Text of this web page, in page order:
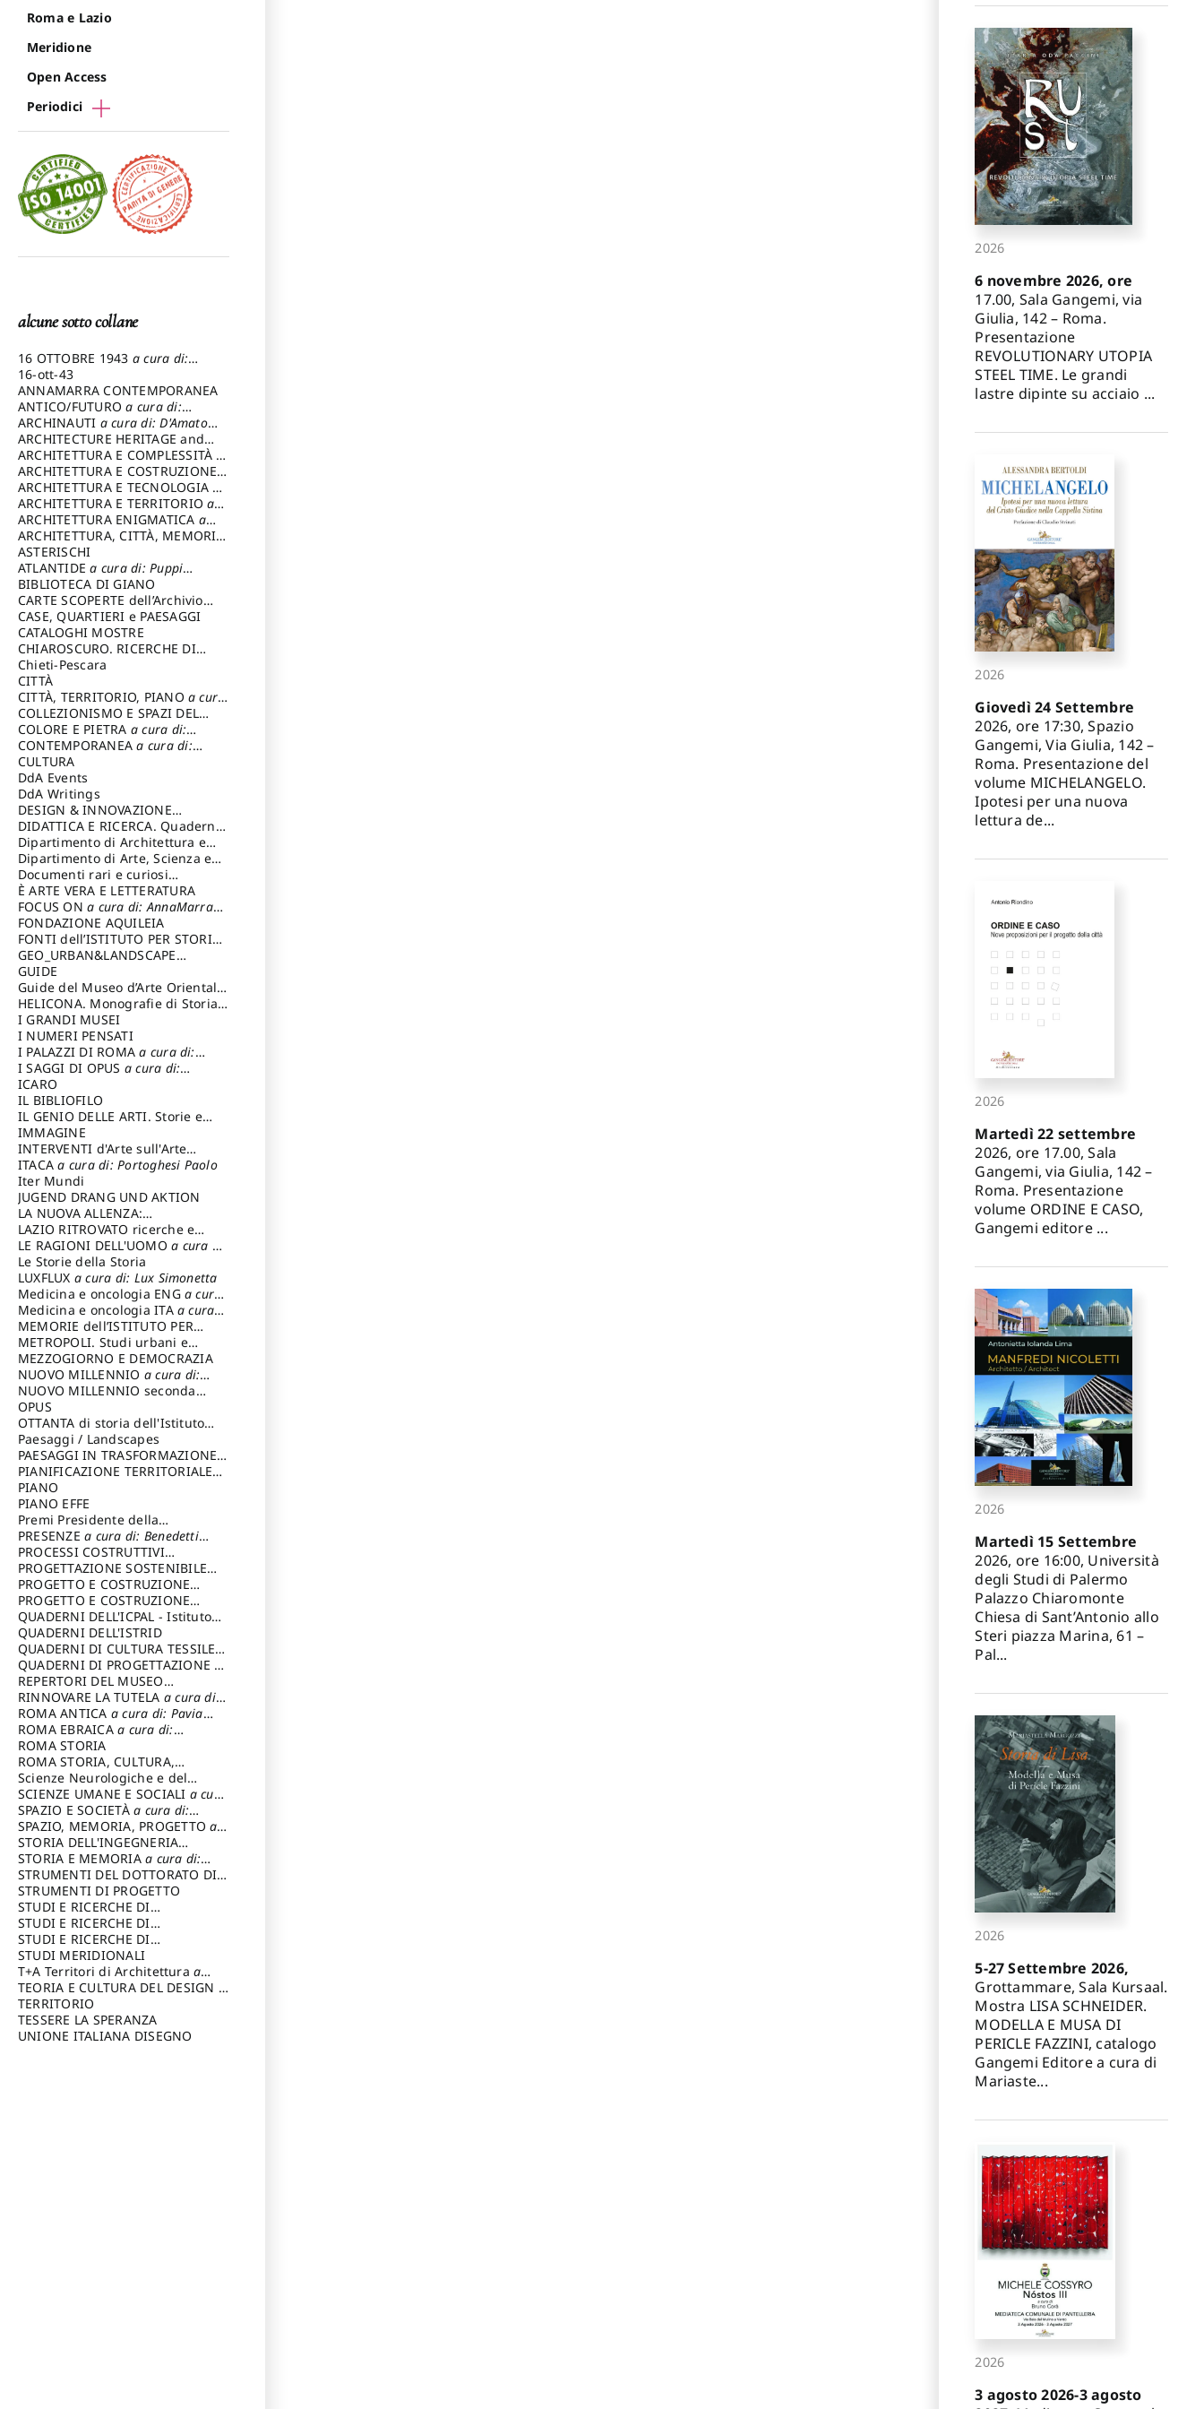
Roma e Lazio
Meridione
Open Access
Periodici
alcune sotto collane
16 OTTOBRE 1943 a cura di:
Pezzetti Marcello
16-ott-43
ANNAMARRA CONTEMPORANEA
ANTICO/FUTUROa cura di:
Varagnoli Claudio
ARCHINAUTI a cura di: D'Amato
Claudio
ARCHITECTURE HERITAGE and
DESIGN
ARCHITETTURA E COMPLESSITÀ a
cura di: Piva Antonio
ARCHITETTURA E COSTRUZIONEa
cura di: Poretti Sergio
ARCHITETTURA E TECNOLOGIA a
cura di: Carrara Gianfranco
ARCHITETTURA E TERRITORIOa
cura di: Pietrogrande Enrico
ARCHITETTURA ENIGMATICA a
cura di: Lenci Ruggero
ARCHITETTURA, CITTÀ, MEMORIA
a cura di: Valeriani Enrico
ASTERISCHI
ATLANTIDEa cura di: Puppi
Lionello
BIBLIOTECA DI GIANO
CARTE SCOPERTE dell’Archivio
Storico Capitolino
CASE, QUARTIERI e PAESAGGI
CATALOGHI MOSTRE
CHIAROSCURO. RICERCHE DI
STORIA E STORIA DELL'ARTE
cura di: Di Carpegna Falconieri
Tommaso
Chieti-Pescara
CITTÀ
CITTÀ, TERRITORIO, PIANO a cura
di: Imbesi Giuseppe
COLLEZIONISMO E SPAZI DEL
COLLEZIONISMO a cura di:
Magnani Lauro
COLORE E PIETRA a cura di:
Selvaggi Giuseppe
CONTEMPORANEAa cura di:
Gubinelli Luna
CULTURA
DdA Events
DdA Writings
DESIGN & INNOVAZIONE
TECNOLOGICAa cura di: Vallicelli
Andrea
DIDATTICA E RICERCA. Quaderni
della Scuola
Dipartimento di Architettura e
Analisi della Città Mediterranea
Dipartimento di Arte, Scienza e
Tecnica del Costuire
Documenti rari e curiosi
dall'Archivio Segreto
È ARTE VERA E LETTERATURA
FOCUS ONa cura di: AnnaMarra
Contemporanea
FONDAZIONE AQUILEIA
FONTI dell’ISTITUTO PER STORIA
DEL RISORGIMENTO
GEO_URBAN&LANDSCAPE
PLANNING (GULP)
Trusiani Elio
GUIDE
Guide del Museo d’Arte Orientale
“Giuseppe Tucci”
HELICONA. Monografie di Storia
dell'Artea cura di: Gallo Marco
I GRANDI MUSEI
I NUMERI PENSATI
I PALAZZI DI ROMAa cura di:
Ippoliti Alessandro
I SAGGI DI OPUS a cura di:
Scalesse Tommaso
ICARO
IL BIBLIOFILO
IL GENIO DELLE ARTI. Storie e
interpretazione
IMMAGINE
INTERVENTI d'Arte sull'Arte
dedicata alla cultura della
conservazione d’arte
Fondazione Paola Droghetti onlus
ITACAa cura di: Portoghesi Paolo
Iter Mundi
JUGEND DRANG UND AKTION
LA NUOVA ALLENZA:
ARCHITETTURA & AMBIENTE
LAZIO RITROVATO ricerche e
restauri
LE RAGIONI DELL'UOMOa cura di:
Lombardi Satriani Luigi
Le Storie della Storia
LUXFLUX a cura di: Lux Simonetta
Medicina e oncologia ENG a cura
di: Lopez Massimo
Medicina e oncologia ITA a cura
di: Lopez Massimo
MEMORIE dell’ISTITUTO PER
STORIA DEL RISORGIMENTO
METROPOLI. Studi urbani e
regionali
MEZZOGIORNO E DEMOCRAZIA
NUOVO MILLENNIO a cura di:
Capaldo Pellegrino
NUOVO MILLENNIO seconda
serie
Francesco
OPUS
OTTANTA di storia dell'Istituto
storia dell’Istitutoa cura di:
Cavalieri Patrizia
Paesaggi / Landscapes
PAESAGGI IN TRASFORMAZIONEa
cura di: Corti Enrico A.
PIANIFICAZIONE TERRITORIALE
URBANISTICA ED AMBIENTALE
cura di: Costa Enrico
PIANO
PIANO EFFE
Premi Presidente della
Repubblica
PRESENZEa cura di: Benedetti
Sandro
PROCESSI COSTRUTTIVI
DELL'ARCHITETTURAa cura di:
Ippoliti Alessandro
PROGETTAZIONE SOSTENIBILE
PARTECIPATA
PROGETTO E COSTRUZIONE
DELL’ARCHITETTURA
PROGETTO E COSTRUZIONE
SOSTENIBILE
QUADERNI DELL'ICPAL - Istituto
centrale per il restauro e la
conservazione del patrimonio
archivistico e librario
QUADERNI DELL'ISTRID
QUADERNI DI CULTURA TESSILEa
cura di: Crispolti Livia
QUADERNI DI PROGETTAZIONE a
cura di: Giura Longo Tommaso
REPERTORI DEL MUSEO
CENTRALE DEL RISORGIMENTOa
cura di: Pizzo Marco
RINNOVARE LA TUTELA a cura di:
Cicalò Enrico
ROMA ANTICA a cura di: Pavia
Carlo
ROMA EBRAICAa cura di:
Procaccia Claudio
ROMA STORIA
ROMA STORIA, CULTURA,
IMMAGINEa cura di: Fagiolo
Marcello
Scienze Neurologiche e del
Comportamento
SCIENZE UMANE E SOCIALI a cura
di: Iannizzi Salvatore
SPAZIO E SOCIETÀa cura di:
Cassetti Roberto
SPAZIO, MEMORIA, PROGETTOa
cura di: Rossi Massimo
STORIA DELL'INGEGNERIA
STRUTTURALE IN ITALIAa cura di:
Poretti Sergio
STORIA E MEMORIAa cura di:
Rossi Lauro
STRUMENTI DEL DOTTORATO DI
RICERCA IN RILIEVO E
RAPPRESENTAZIONE
DELL’ARCHITETTURA E
DELL’AMBIENTEa cura di: Migliari
Riccardo
STRUMENTI DI PROGETTO
STUDI E RICERCHE DI
ARCHEOLOGIA IN SICILIA
di: Pelagatti Paola
STUDI E RICERCHE DI
ARCHITETTURA del Dipartimento
di Architettura Università degli
Studi G. d' Annunzio
STUDI E RICERCHE DI
ARCHITETTURA del Dipartimento
di Architettura Università degli
Studi G. d' Annunzio, Chieti-
Pescaraa cura di: Fusero Paolo
STUDI MERIDIONALI
T+A Territori di Architetturaa
cura di: Ramazzotti Luigi
TEORIA E CULTURA DEL DESIGN a
cura di: Furlanis Giuseppe
TERRITORIO
TESSERE LA SPERANZA
UNIONE ITALIANA DISEGNO
2026
6 novembre 2026, ore
17.00, Sala Gangemi, via
Giulia, 142 – Roma.
Presentazione
REVOLUTIONARY UTOPIA
STEEL TIME. Le grandi
lastre dipinte su acciaio ...
2026
Giovedì 24 Settembre
2026, ore 17:30, Spazio
Gangemi, Via Giulia, 142 –
Roma. Presentazione del
volume MICHELANGELO.
Ipotesi per una nuova
lettura de...
2026
Martedì 22 settembre
2026, ore 17.00, Sala
Gangemi, via Giulia, 142 –
Roma. Presentazione
volume ORDINE E CASO,
Gangemi editore ...
2026
Martedì 15 Settembre
2026, ore 16:00, Università
degli Studi di Palermo
Palazzo Chiaromonte
Chiesa di Sant’Antonio allo
Steri piazza Marina, 61 –
Pal...
2026
5-27 Settembre 2026,
Grottammare, Sala Kursaal.
Mostra LISA SCHNEIDER.
MODELLA E MUSA DI
PERICLE FAZZINI, catalogo
Gangemi Editore a cura di
Mariaste...
2026
3 agosto 2026-3 agosto